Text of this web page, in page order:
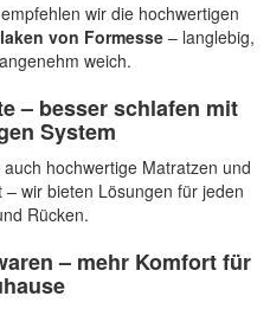
wir die hochwertigen
von Formesse – langlebig,
weich.
– besser schlafen mit
System
hochwertige Matratzen und
wir bieten Lösungen für jeden
Rücken.
– mehr Komfort für